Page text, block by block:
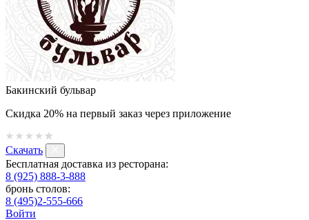
Бакинский бульвар
Скидка 20% на первый заказ через приложение
Скачать
Бесплатная доставка из ресторана:
8 (925) 888-3-888
бронь столов:
8 (495)2-555-666
Войти